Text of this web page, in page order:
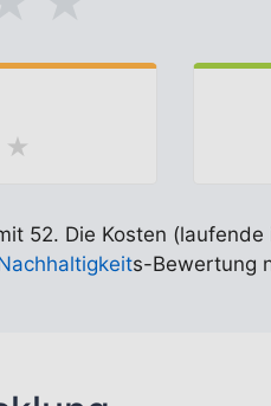
★
52. Die Kosten
s-Bewertung